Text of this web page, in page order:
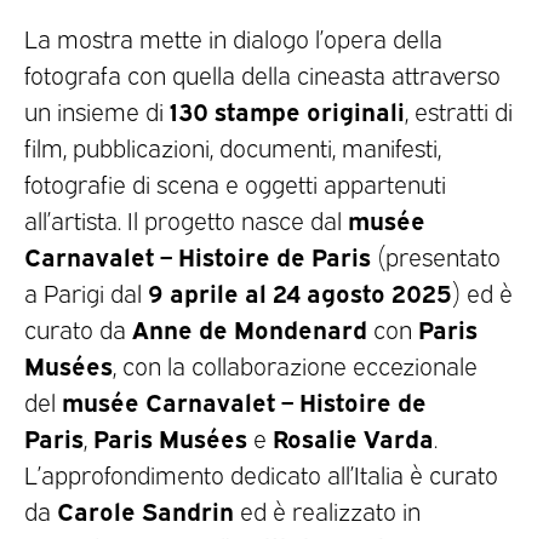
La mostra mette in dialogo l’opera della
fotografa con quella della cineasta attraverso
un insieme di 130 stampe originali , estratti di
film, pubblicazioni, documenti, manifesti,
fotografie di scena e oggetti appartenuti
all’artista. Il progetto nasce dal musée
Carnavalet – Histoire de Paris (presentato
a Parigi dal 9 aprile al 24 agosto 2025) ed è
curato da Anne de Mondenard con Paris
Musées , con la collaborazione eccezionale
del musée Carnavalet – Histoire de
Paris Paris Musées e Rosalie Varda
L’approfondimento dedicato all’Italia è curato
da Carole Sandrin ed è realizzato in